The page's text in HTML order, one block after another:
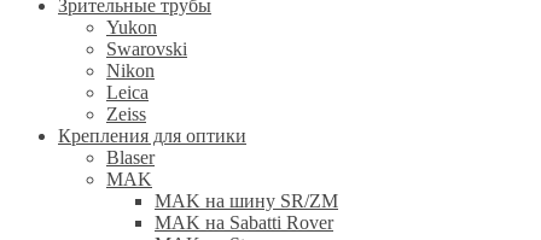
Зрительные трубы
Yukon
Swarovski
Nikon
Leica
Zeiss
Крепления для оптики
Blaser
MAK
MAK на шину SR/ZM
MAK на Sabatti Rover